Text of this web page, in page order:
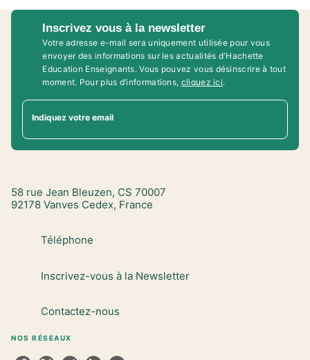
Inscrivez vous à la newsletter
Votre adresse e-mail sera uniquement utilisée pour vous
envoyer des informations sur les actualités d'Hachette
Education Enseignants. Vous pouvez vous désinscrire à tout
moment. Pour plus d’informations, cliquez ici.
Indiquez votre email
58 rue Jean Bleuzen, CS 70007
92178 Vanves Cedex, France
Téléphone
Inscrivez-vous à la Newsletter
Contactez-nous
NOS RÉSEAUX